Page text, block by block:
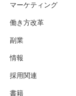
マーケティング
働き方改革
副業
情報
採用関連
書籍